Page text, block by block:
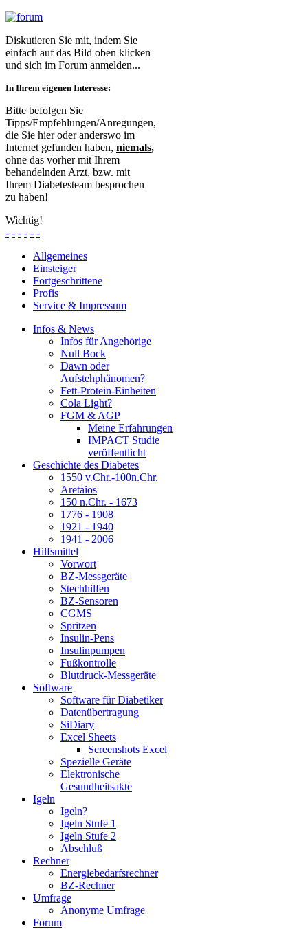
Diskutieren Sie mit, indem Sie
einfach auf das Bild oben klicken
und sich im Forum anmelden...
In Ihrem eigenen Interesse:
Bitte befolgen Sie
Tipps/Empfehlungen/Anregungen,
die Sie hier oder anderswo im
Internet gefunden haben, niemals,
ohne das vorher mit Ihrem
behandelnden Arzt, bzw. mit
Ihrem Diabetesteam besprochen
zu haben!
Wichtig!
- - - - - -
Allgemeines
Einsteiger
Fortgeschrittene
Profis
Service & Impressum
Infos & News
Infos für Angehörige
Null Bock
Dawn oder
Aufstehphänomen?
Fett-Protein-Einheiten
Cola Light?
FGM & AGP
Meine Erfahrungen
IMPACT Studie
veröffentlicht
Geschichte des Diabetes
1550 v.Chr.-100n.Chr.
Aretaios
150 n.Chr. - 1673
1776 - 1908
1921 - 1940
1941 - 2006
Hilfsmittel
Vorwort
BZ-Messgeräte
Stechhilfen
BZ-Sensoren
CGMS
Spritzen
Insulin-Pens
Insulinpumpen
Fußkontrolle
Blutdruck-Messgeräte
Software
Software für Diabetiker
Datenübertragung
SiDiary
Excel Sheets
Screenshots Excel
Spezielle Geräte
Elektronische
Gesundheitsakte
Igeln
Igeln?
Igeln Stufe 1
Igeln Stufe 2
Abschluß
Rechner
Energiebedarfsrechner
BZ-Rechner
Umfrage
Anonyme Umfrage
Forum